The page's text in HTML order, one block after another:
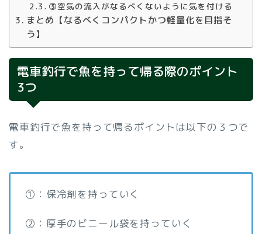
③空気の流入がなるべくないように気を付ける
まとめ【なるべくコンパクトかつ軽量化を目指そ
う】
電車釣行で魚を持って帰る際のポイント
3つ
電車釣行で魚を持って帰るポイントは以下の３つで
す。
①：保冷剤を持っていく
②：厚手のビニール袋を持っていく